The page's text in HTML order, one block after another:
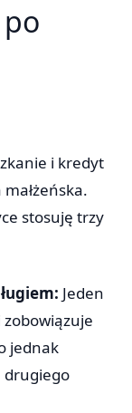
i kredyt
stosuję trzy
Jeden
zobowiązuje
jednak
drugiego